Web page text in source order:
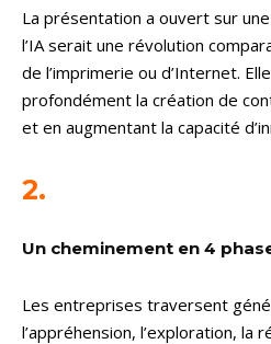
La présentation a ouvert sur
l’IA serait une révolution
de l’imprimerie ou d’Internet.
profondément la création de
et en augmentant la capacité
2.
Un cheminement en 4
Les entreprises traversent
l’appréhension, l’exploration, la